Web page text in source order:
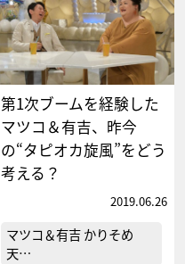
第1次ブームを経験した
マツコ＆有吉、昨今
の“タピオカ旋風”をどう
考える？
2019.06.26
マツコ＆有吉 かりそめ
天…